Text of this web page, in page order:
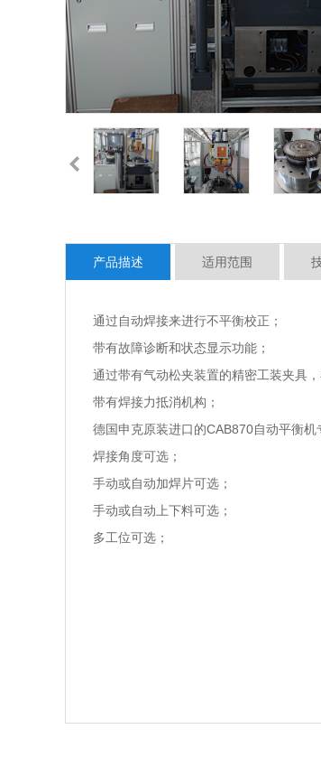
产品描述 适用范围
通过自动焊接来进行不平衡校正；
带有故障诊断和状态显示功能；
通过带有气动松夹装置的精密工装夹具
带有焊接力抵消机构；
德国申克原装进口的CAB870自动平衡机
焊接角度可选；
手动或自动加焊片可选；
手动或自动上下料可选；
多工位可选；